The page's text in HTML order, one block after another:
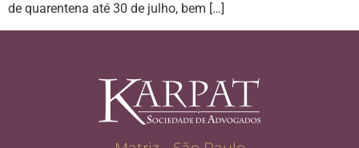
de quarentena até 30 de julho, bem […]